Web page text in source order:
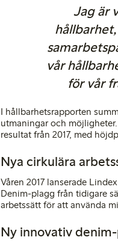
Jag är
vår
för vår
I hållbarhetsrapporten
utmaningar och
resultat från 2017, med
Nya cirkulära
Våren 2017 lanserade
Denim-plagg från tidigare
arbetssätt för att använda
Ny innovativ